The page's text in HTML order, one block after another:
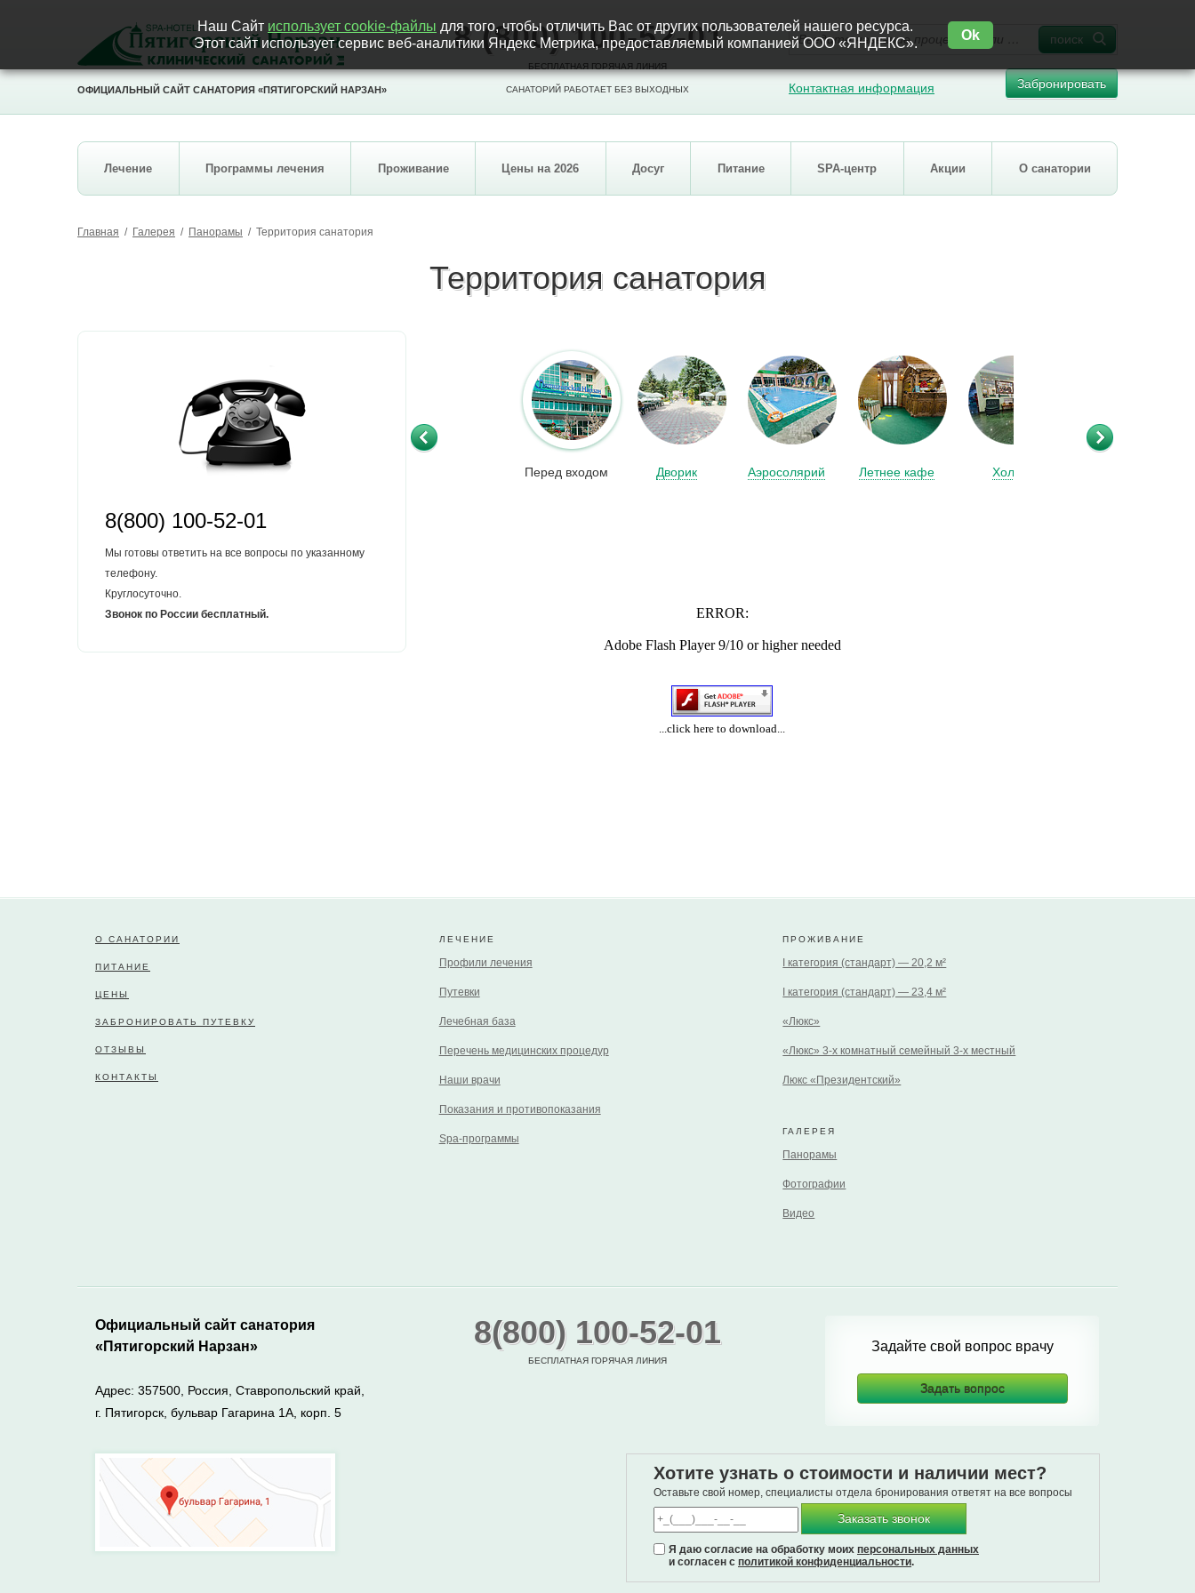
ОФИЦИАЛЬНЫЙ САЙТ САНАТОРИЯ «ПЯТИГОРСКИЙ НАРЗАН»
8 (800) 100-52-01
БЕСПЛАТНАЯ ГОРЯЧАЯ ЛИНИЯ
САНАТОРИЙ РАБОТАЕТ БЕЗ ВЫХОДНЫХ
поиск
Контактная информация Забронировать
Лечение Программы лечения Проживание Цены на 2026 Досуг Питание SPA-центр Акции О санатории
Главная / Галерея / Панорамы / Территория санатория
Территория санатория
8(800) 100-52-01
Мы готовы ответить на все вопросы по указанному
телефону.
Круглосуточно.
Звонок по России бесплатный.
Перед входом Дворик Аэросолярий Летнее кафе Холл
О САНАТОРИИ
ПИТАНИЕ
ЦЕНЫ
ЗАБРОНИРОВАТЬ ПУТЕВКУ
ОТЗЫВЫ
КОНТАКТЫ
ЛЕЧЕНИЕ
Профили лечения
Путевки
Лечебная база
Перечень медицинских процедур
Наши врачи
Показания и противопоказания
Spa-программы
ПРОЖИВАНИЕ
I категория (стандарт) — 20,2 м²
I категория (стандарт) — 23,4 м²
«Люкс»
«Люкс» 3-х комнатный семейный 3-х местный
Люкс «Президентский»
ГАЛЕРЕЯ
Панорамы
Фотографии
Видео
Задайте свой вопрос врачу
Задать вопрос
Официальный сайт санатория
«Пятигорский Нарзан»
Адрес: 357500, Россия, Ставропольский край,
г. Пятигорск, бульвар Гагарина 1А, корп. 5
8(800) 100-52-01
БЕСПЛАТНАЯ ГОРЯЧАЯ ЛИНИЯ
Хотите узнать о стоимости и наличии мест?
Оставьте свой номер, специалисты отдела бронирования ответят на все вопросы
Заказать звонок
Я даю согласие на обработку моих персональных данных
и согласен с политикой конфиденциальности.
Наш Сайт использует cookie-файлы для того, чтобы отличить Вас от других пользователей нашего ресурса.
Этот сайт использует сервис веб-аналитики Яндекс Метрика, предоставляемый компанией ООО «ЯНДЕКС».
Ok